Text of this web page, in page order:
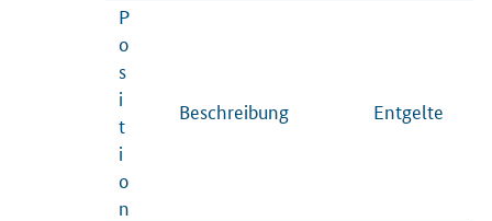
P
o
s
i
t
i
o
n
Beschreibung Entgelte